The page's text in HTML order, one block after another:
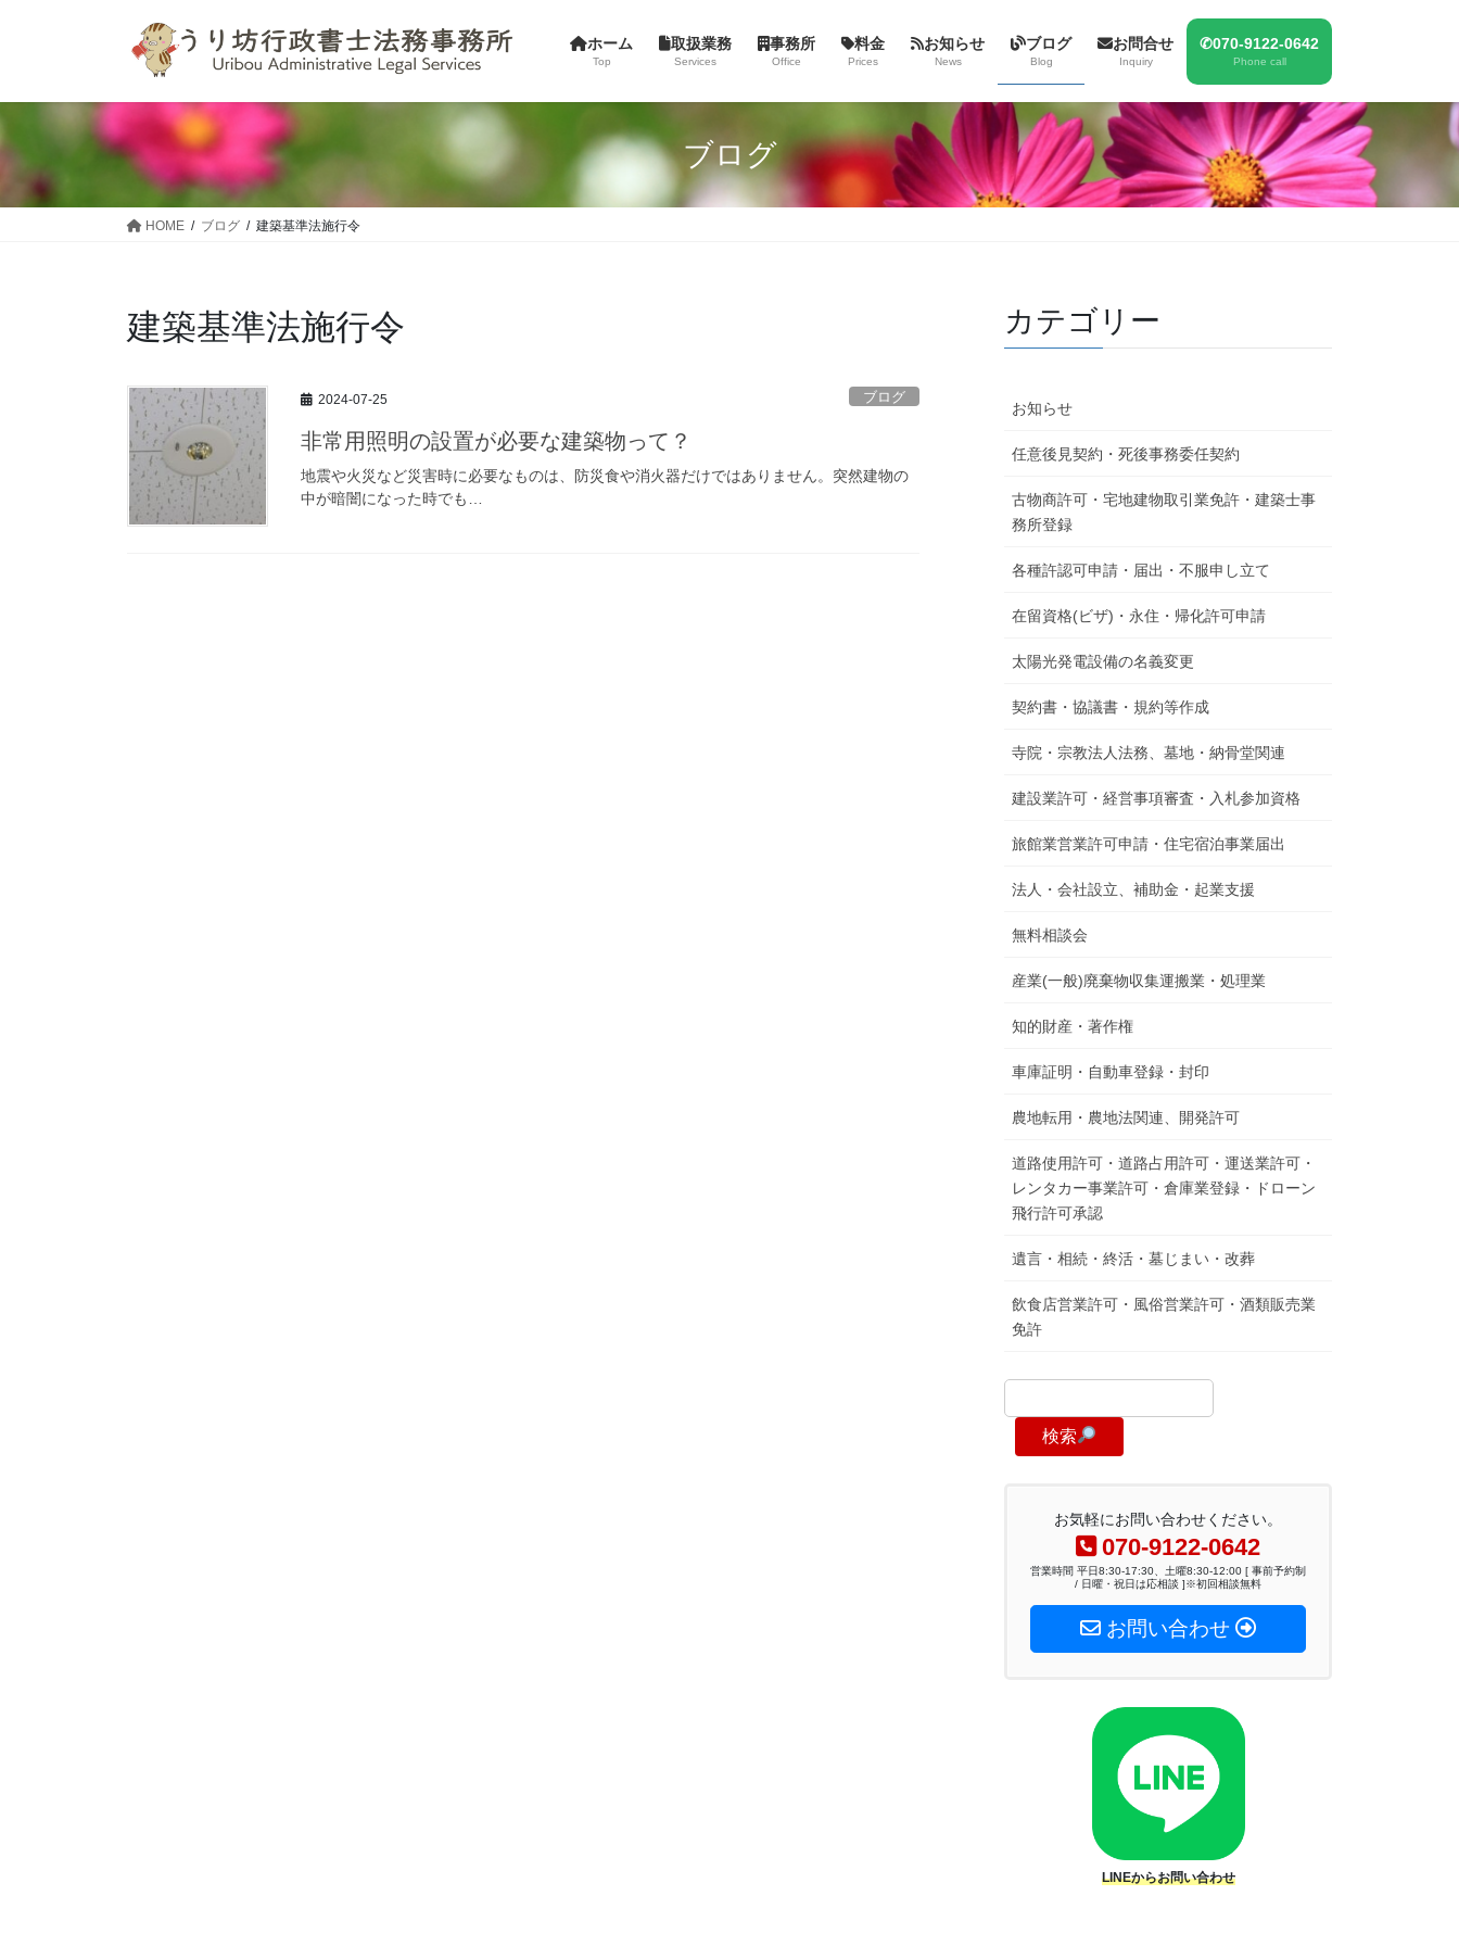
へ
ョ
ホーム
Top
取扱業務
Services
事務所
Office
料金
Prices
お知らせ
News
ブログ
Blog
お問合せ
Inquiry
✆070-9122-0642
Phone call
ブログ
HOME ブログ 建築基準法施行令
建築基準法施行令
2024-07-25 ブログ
非常用照明の設置が必要な建築物って？
地震や火災など災害時に必要なものは、防災食や消火器だけではありません。突然建物の
中が暗闇になった時でも…
カテゴリー
お知らせ
任意後見契約・死後事務委任契約
古物商許可・宅地建物取引業免許・建築士事
務所登録
各種許認可申請・届出・不服申し立て
在留資格(ビザ)・永住・帰化許可申請
太陽光発電設備の名義変更
契約書・協議書・規約等作成
寺院・宗教法人法務、墓地・納骨堂関連
建設業許可・経営事項審査・入札参加資格
旅館業営業許可申請・住宅宿泊事業届出
法人・会社設立、補助金・起業支援
無料相談会
産業(一般)廃棄物収集運搬業・処理業
知的財産・著作権
車庫証明・自動車登録・封印
農地転用・農地法関連、開発許可
道路使用許可・道路占用許可・運送業許可・
レンタカー事業許可・倉庫業登録・ドローン
飛行許可承認
遺言・相続・終活・墓じまい・改葬
飲食店営業許可・風俗営業許可・酒類販売業
免許
検索
お気軽にお問い合わせください。
070-9122-0642
営業時間 平日8:30-17:30、土曜8:30-12:00 [ 事前予約制
/ 日曜・祝日は応相談 ]※初回相談無料
お問い合わせ
LINEからお問い合わせ